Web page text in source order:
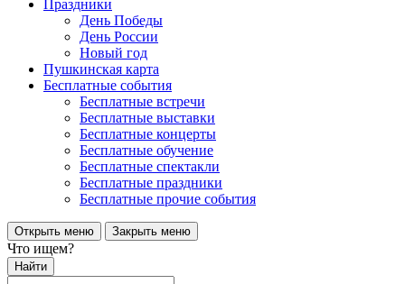
Праздники
День Победы
День России
Новый год
Пушкинская карта
Бесплатные события
Бесплатные встречи
Бесплатные выставки
Бесплатные концерты
Бесплатные обучение
Бесплатные спектакли
Бесплатные праздники
Бесплатные прочие события
Открыть меню Закрыть меню
Что ищем?
Найти